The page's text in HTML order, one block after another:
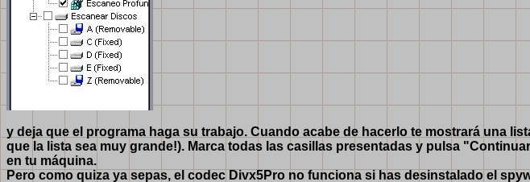
y deja que el programa haga su trabajo. Cuando acabe de hacerlo te mostrará una
que la lista sea muy grande!). Marca todas las casillas presentadas y pulsa
en tu máquina.
Pero como quiza ya sepas, el codec Divx5Pro no funciona si has desinstalado el